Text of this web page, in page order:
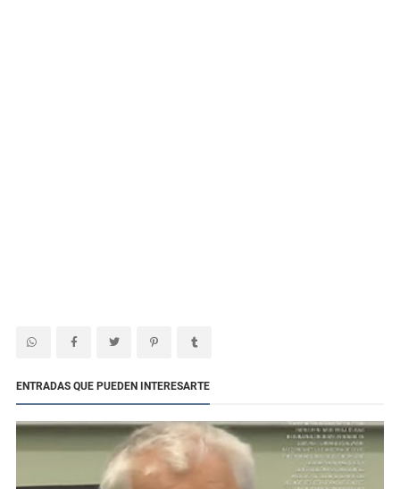
ENTRADAS QUE PUEDEN INTERESARTE